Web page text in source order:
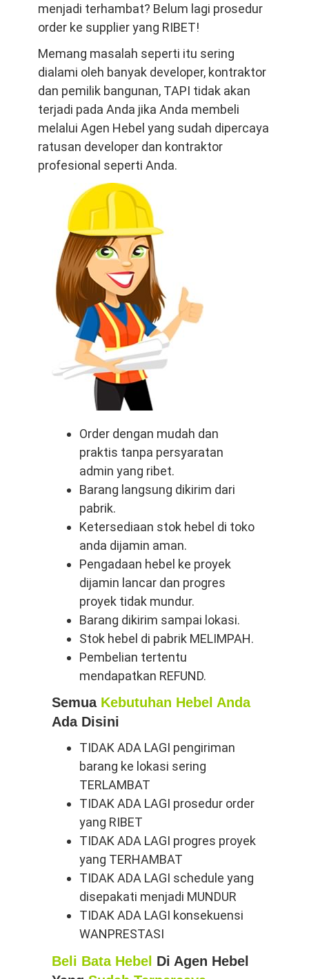
menjadi terhambat? Belum lagi prosedur
order ke supplier yang RIBET!
Memang masalah seperti itu sering
dialami oleh banyak developer, kontraktor
dan pemilik bangunan, TAPI tidak akan
terjadi pada Anda jika Anda membeli
melalui Agen Hebel yang sudah dipercaya
ratusan developer dan kontraktor
profesional seperti Anda.
Order dengan mudah dan
praktis tanpa persyaratan
admin yang ribet.
Barang langsung dikirim dari
pabrik.
Ketersediaan stok hebel di toko
anda dijamin aman.
Pengadaan hebel ke proyek
dijamin lancar dan progres
proyek tidak mundur.
Barang dikirim sampai lokasi.
Stok hebel di pabrik MELIMPAH.
Pembelian tertentu
mendapatkan REFUND.
Semua Kebutuhan Hebel Anda
Ada Disini
TIDAK ADA LAGI pengiriman
barang ke lokasi sering
TERLAMBAT
TIDAK ADA LAGI prosedur order
yang RIBET
TIDAK ADA LAGI progres proyek
yang TERHAMBAT
TIDAK ADA LAGI schedule yang
disepakati menjadi MUNDUR
TIDAK ADA LAGI konsekuensi
WANPRESTASI
Beli Bata Hebel Di Agen Hebel